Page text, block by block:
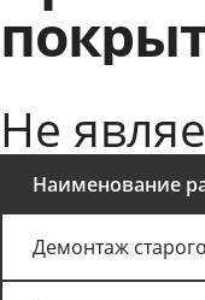
Не
Наименование
Демонтаж